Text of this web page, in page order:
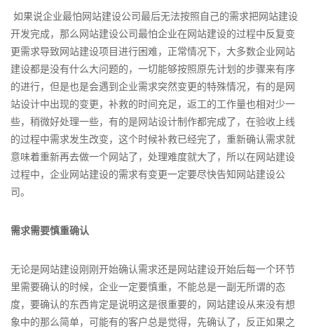
如果说企业最怕网站建设公司最后无法按照自己的需求把网站建设
开发完成，那么网站建设公司最怕企业在网站建设的过程中反复变
更需求导致网站建设项目进行困难，正常情况下，大多数企业网站
建设都是没有什么大问题的，一切能够按照原先计划的步骤来有序
的进行，但是也是会遇到企业需求突然变更的特殊情况，有的是网
站设计中出现的变更，补救的时间充足，返工的工作量也相对少一
些，稍微好处理一些，有的是网站设计制作都完成了，在验收上线
的过程中需求发生改变，这个时候补救已经完了，重新确认需求就
意味着重新再去做一个网站了，处理难度就大了，所以在网站建设
过程中，企业网站建设的需求有变更一定要尽快告知网站建设公
司。
需求需要慎重确认
无论是网站建设刚刚开始确认需求还是网站建设开始后每一个环节
里需要确认的时候，企业一定要慎重，不能总是一副无所谓的态
度，要确认的东西肯定是说明这是很重要的，网站建设从来没有想
象中的那么简单，可能有的客户总是觉得，先确认了，反正如果之